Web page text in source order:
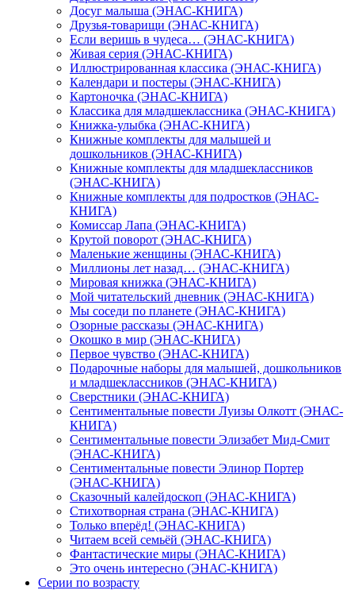
Досуг малыша (ЭНАС-КНИГА)
Друзья-товарищи (ЭНАС-КНИГА)
Если веришь в чудеса… (ЭНАС-КНИГА)
Живая серия (ЭНАС-КНИГА)
Иллюстрированная классика (ЭНАС-КНИГА)
Календари и постеры (ЭНАС-КНИГА)
Картоночка (ЭНАС-КНИГА)
Классика для младшеклассника (ЭНАС-КНИГА)
Книжка-улыбка (ЭНАС-КНИГА)
Книжные комплекты для малышей и
дошкольников (ЭНАС-КНИГА)
Книжные комплекты для младшеклассников
(ЭНАС-КНИГА)
Книжные комплекты для подростков (ЭНАС-
КНИГА)
Комиссар Лапа (ЭНАС-КНИГА)
Крутой поворот (ЭНАС-КНИГА)
Маленькие женщины (ЭНАС-КНИГА)
Миллионы лет назад… (ЭНАС-КНИГА)
Мировая книжка (ЭНАС-КНИГА)
Мой читательский дневник (ЭНАС-КНИГА)
Мы соседи по планете (ЭНАС-КНИГА)
Озорные рассказы (ЭНАС-КНИГА)
Окошко в мир (ЭНАС-КНИГА)
Первое чувство (ЭНАС-КНИГА)
Подарочные наборы для малышей, дошкольников
и младшеклассников (ЭНАС-КНИГА)
Сверстники (ЭНАС-КНИГА)
Сентиментальные повести Луизы Олкотт (ЭНАС-
КНИГА)
Сентиментальные повести Элизабет Мид-Смит
(ЭНАС-КНИГА)
Сентиментальные повести Элинор Портер
(ЭНАС-КНИГА)
Сказочный калейдоскоп (ЭНАС-КНИГА)
Стихотворная страна (ЭНАС-КНИГА)
Только вперёд! (ЭНАС-КНИГА)
Читаем всей семьёй (ЭНАС-КНИГА)
Фантастические миры (ЭНАС-КНИГА)
Это очень интересно (ЭНАС-КНИГА)
Серии по возрасту